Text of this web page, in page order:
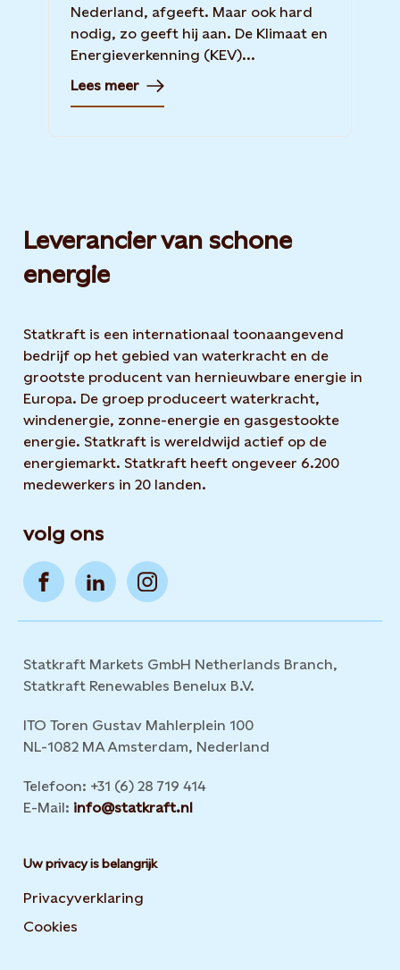
Nederland, afgeeft. Maar ook hard
nodig, zo geeft hij aan. De Klimaat en
Energieverkenning (KEV)...
Lees meer
Leverancier van schone
energie
Statkraft is een internationaal toonaangevend
bedrijf op het gebied van waterkracht en de
grootste producent van hernieuwbare energie in
Europa. De groep produceert waterkracht,
windenergie, zonne-energie en gasgestookte
energie. Statkraft is wereldwijd actief op de
energiemarkt. Statkraft heeft ongeveer 6.200
medewerkers in 20 landen.
volg ons
Statkraft Markets GmbH Netherlands Branch,
Statkraft Renewables Benelux B.V.
ITO Toren Gustav Mahlerplein 100
NL-1082 MA Amsterdam, Nederland
Telefoon: +31 (6) 28 719 414
E-Mail: info@statkraft.nl
Uw privacy is belangrijk
Privacyverklaring
Cookies